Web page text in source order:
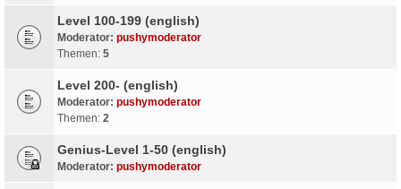
Level 100-199 (english)
Moderator: pushymoderator
Themen: 5
Level 200- (english)
Moderator: pushymoderator
Themen: 2
Genius-Level 1-50 (english)
Moderator: pushymoderator